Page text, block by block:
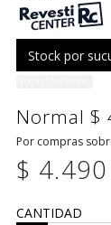
Stock por
Normal $
Por compras
$ 4.490
CANTIDAD